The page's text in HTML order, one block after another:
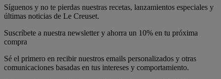
Síguenos y no te pierdas nuestras recetas, lanzamientos especiales y
últimas noticias de Le Creuset.
Suscríbete a nuestra newsletter y ahorra un 10% en tu próxima
compra
Sé el primero en recibir nuestros emails personalizados y otras
comunicaciones basadas en tus intereses y comportamiento.